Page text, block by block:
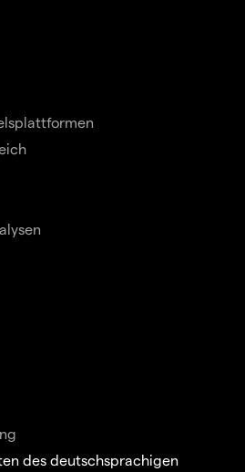
des deutschsprachigen